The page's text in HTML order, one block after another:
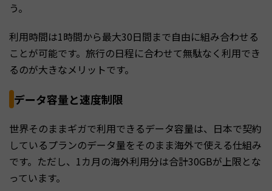
う。
利用時間は1時間から最大30日間まで自由に組み合わせる
ことが可能です。旅行の日程に合わせて無駄なく利用でき
るのが大きなメリットです。
データ容量と速度制限
世界そのままギガで利用できるデータ容量は、日本で契約
しているプランのデータ量をそのまま海外で使える仕組み
です。ただし、1カ月の海外利用分は合計30GBが上限とな
っています。